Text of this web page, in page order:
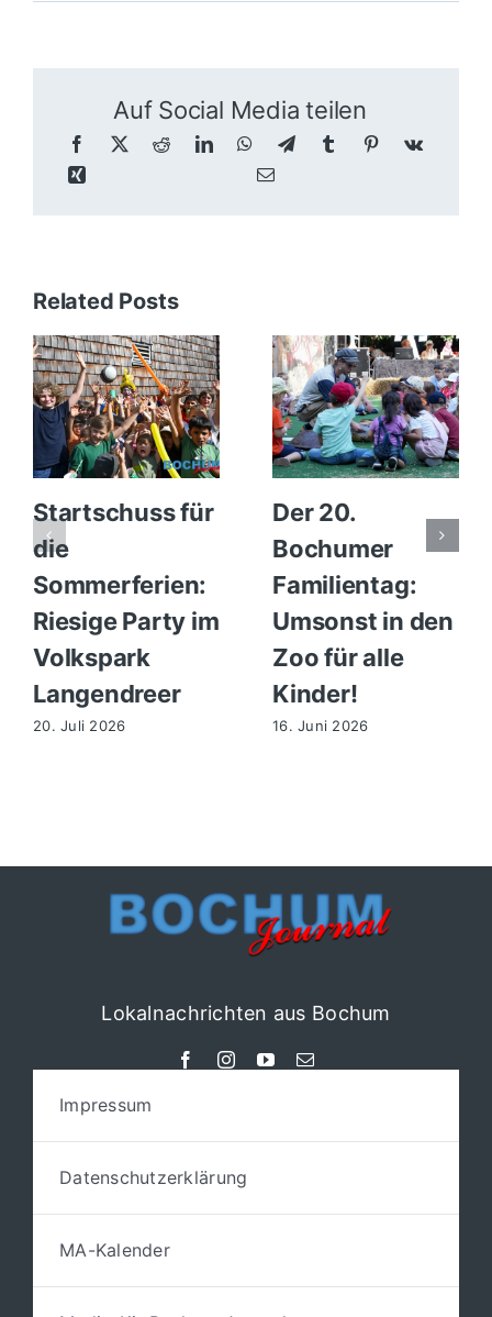
Auf Social Media teilen
Related Posts
Startschuss für
die
Sommerferien:
Riesige Party im
Volkspark
Langendreer
20. Juli 2026
Der 20.
Bochumer
Familientag:
Umsonst in den
Zoo für alle
Kinder!
16. Juni 2026
Lokalnachrichten aus Bochum
Impressum
Datenschutzerklärung
MA-Kalender